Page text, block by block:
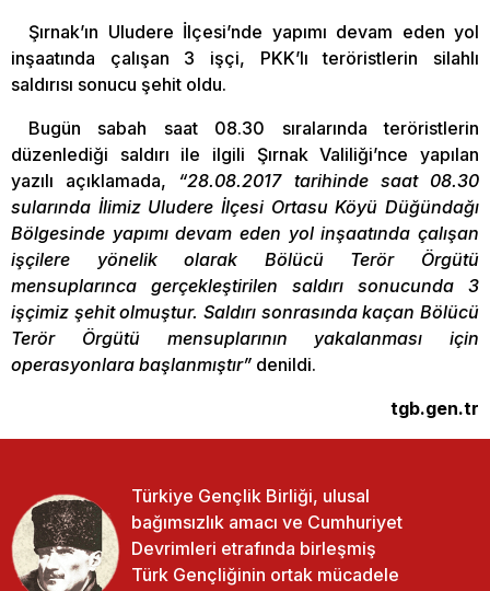
Şırnak’ın Uludere İlçesi’nde yapımı devam eden yol
inşaatında çalışan 3 işçi, PKK’lı teröristlerin silahlı
saldırısı sonucu şehit oldu.
Bugün sabah saat 08.30 sıralarında teröristlerin
düzenlediği saldırı ile ilgili Şırnak Valiliği’nce yapılan
yazılı açıklamada, “28.08.2017 tarihinde saat 08.30
sularında İlimiz Uludere İlçesi Ortasu Köyü Düğündağı
Bölgesinde yapımı devam eden yol inşaatında çalışan
işçilere yönelik olarak Bölücü Terör Örgütü
mensuplarınca gerçekleştirilen saldırı sonucunda 3
işçimiz şehit olmuştur. Saldırı sonrasında kaçan Bölücü
Terör Örgütü mensuplarının yakalanması için
operasyonlara başlanmıştır” denildi.
tgb.gen.tr
Türkiye Gençlik Birliği, ulusal
bağımsızlık amacı ve Cumhuriyet
Devrimleri etrafında birleşmiş
Türk Gençliğinin ortak mücadele